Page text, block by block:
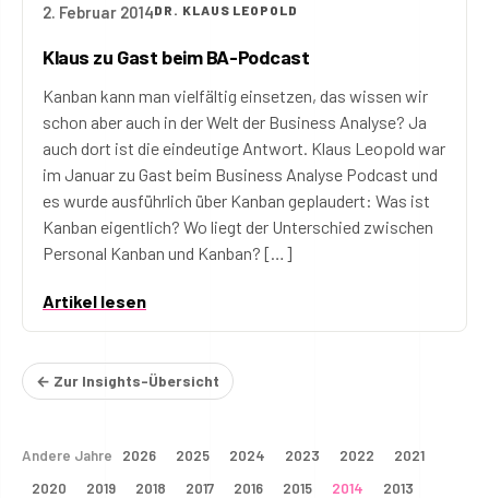
2. Februar 2014DR. KLAUS LEOPOLD
Klaus zu Gast beim BA-Podcast
Kanban kann man vielfältig einsetzen, das wissen wir
schon aber auch in der Welt der Business Analyse? Ja
auch dort ist die eindeutige Antwort. Klaus Leopold war
im Januar zu Gast beim Business Analyse Podcast und
es wurde ausführlich über Kanban geplaudert: Was ist
Kanban eigentlich? Wo liegt der Unterschied zwischen
Personal Kanban und Kanban? […]
Artikel lesen
← Zur Insights-Übersicht
Andere Jahre 2026 2025 2024 2023 2022
2021
2020
2019 2018 2017 2016 2015 2014
2013